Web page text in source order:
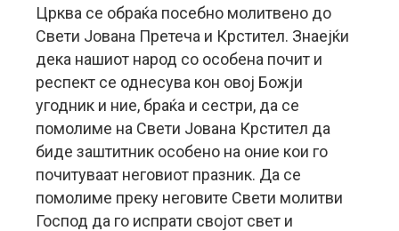
Црква се обраќа посебно молитвено до
Свети Јована Претеча и Крстител. Знаејќи
дека нашиот народ со особена почит и
респект се однесува кон овој Божји
угодник и ние, браќа и сестри, да се
помолиме на Свети Јована Крстител да
биде заштитник особено на оние кои го
почитуваат неговиот празник. Да се
помолиме преку неговите Свети молитви
Господ да го испрати својот свет и